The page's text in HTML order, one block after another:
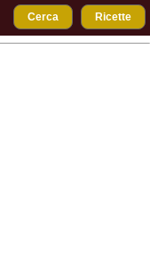
Cerca Ricette